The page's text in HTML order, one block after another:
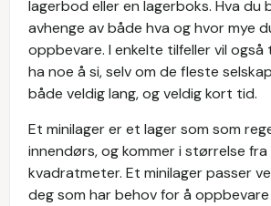
lagerbod eller en lagerboks. Hva du
avhenge av både hva og hvor mye
oppbevare. I enkelte tilfeller vil
ha noe å si, selv om de fleste
både veldig lang, og veldig kort tid.
Et minilager er et lager som som
innendørs, og kommer i størrelse fra
kvadratmeter. Et minilager passer
deg som har behov for å